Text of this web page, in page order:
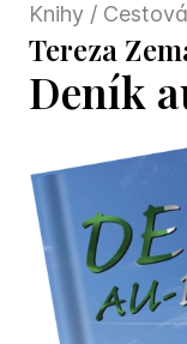
Knihy /
Tereza
Deník